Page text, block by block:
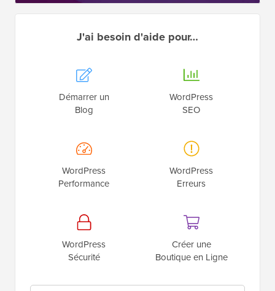
J'ai besoin d'aide pour…
Démarrer un
Blog
WordPress
SEO
WordPress
Performance
WordPress
Erreurs
WordPress
Sécurité
Créer une
Boutique en Ligne